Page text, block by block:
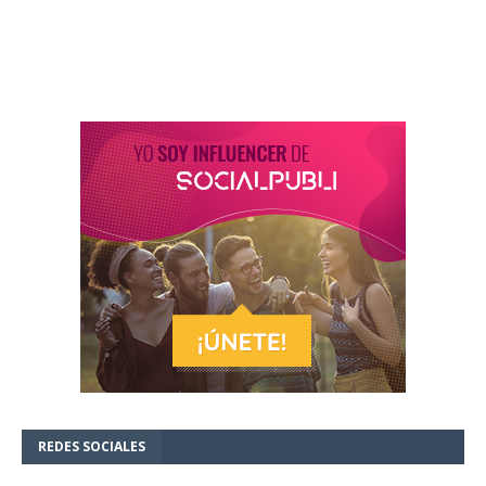
REDES SOCIALES